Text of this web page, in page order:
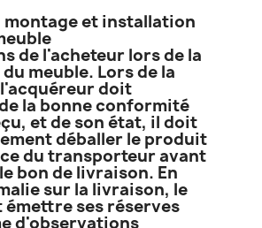
et installation
de l'acheteur lors de la
meuble. Lors de la
doit
la bonne conformité
et de son état, il doit
déballer le produit
du transporteur avant
bon de livraison. En
sur la livraison, le
ses réserves
d'observations